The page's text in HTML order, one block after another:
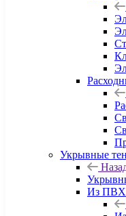
Укрывные
Из ПВХ